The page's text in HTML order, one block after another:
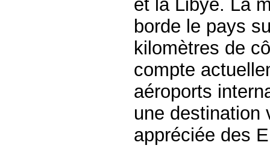
et la Libye. La
borde le pays
kilomètres de
compte
aéroports
une destination
appréciée des